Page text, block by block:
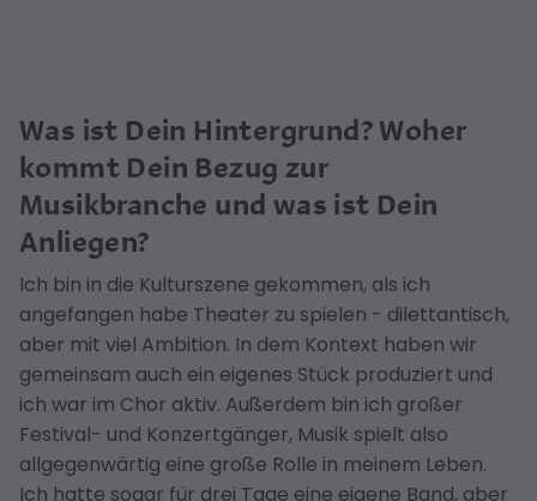
Was ist Dein Hintergrund? Woher
kommt Dein Bezug zur
Musikbranche und was ist Dein
Anliegen?
Ich bin in die Kulturszene gekommen, als ich
angefangen habe Theater zu spielen - dilettantisch,
aber mit viel Ambition. In dem Kontext haben wir
gemeinsam auch ein eigenes Stück produziert und
ich war im Chor aktiv. Außerdem bin ich großer
Festival- und Konzertgänger, Musik spielt also
allgegenwärtig eine große Rolle in meinem Leben.
Ich hatte sogar für drei Tage eine eigene Band, aber